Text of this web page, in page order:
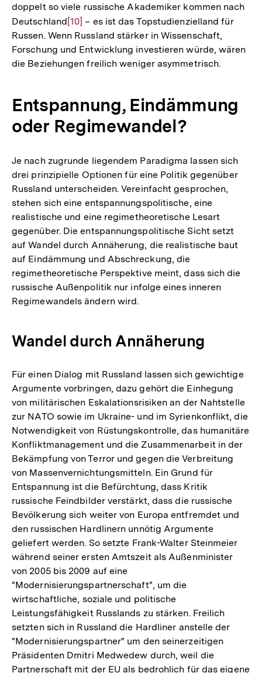
doppelt so viele russische Akademiker kommen nach
DeutschlandZur
Auflösung
der
Fußnote
[10] – es ist das Topstudienzielland für
Russen. Wenn Russland stärker in Wissenschaft,
Forschung und Entwicklung investieren würde, wären
die Beziehungen freilich weniger asymmetrisch.
Entspannung, Eindämmung
oder Regimewandel?
Je nach zugrunde liegendem Paradigma lassen sich
drei prinzipielle Optionen für eine Politik gegenüber
Russland unterscheiden. Vereinfacht gesprochen,
stehen sich eine entspannungspolitische, eine
realistische und eine regimetheoretische Lesart
gegenüber. Die entspannungspolitische Sicht setzt
auf Wandel durch Annäherung, die realistische baut
auf Eindämmung und Abschreckung, die
regimetheoretische Perspektive meint, dass sich die
russische Außenpolitik nur infolge eines inneren
Regimewandels ändern wird.
Wandel durch Annäherung
Für einen Dialog mit Russland lassen sich gewichtige
Argumente vorbringen, dazu gehört die Einhegung
von militärischen Eskalationsrisiken an der Nahtstelle
zur NATO sowie im Ukraine- und im Syrienkonflikt, die
Notwendigkeit von Rüstungskontrolle, das humanitäre
Konfliktmanagement und die Zusammenarbeit in der
Bekämpfung von Terror und gegen die Verbreitung
von Massenvernichtungsmitteln. Ein Grund für
Entspannung ist die Befürchtung, dass Kritik
russische Feindbilder verstärkt, dass die russische
Bevölkerung sich weiter von Europa entfremdet und
den russischen Hardlinern unnötig Argumente
geliefert werden. So setzte Frank-Walter Steinmeier
während seiner ersten Amtszeit als Außenminister
von 2005 bis 2009 auf eine
"Modernisierungspartnerschaft", um die
wirtschaftliche, soziale und politische
Leistungsfähigkeit Russlands zu stärken. Freilich
setzten sich in Russland die Hardliner anstelle der
"Modernisierungspartner" um den seinerzeitigen
Präsidenten Dmitri Medwedew durch, weil die
Partnerschaft mit der EU als bedrohlich für das eigene